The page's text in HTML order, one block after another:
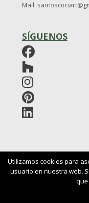
Mail:
SÍGUENOS
Utilizamos cookies para
usuario en nuestra web.